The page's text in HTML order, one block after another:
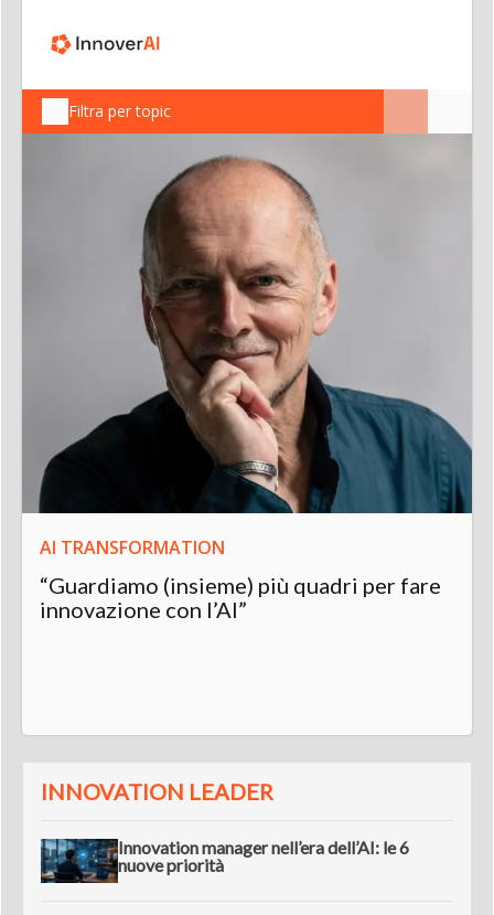
Filtra per topic
AI TRANSFORMATION
“Guardiamo (insieme) più quadri per fare
innovazione con l’AI”
INNOVATION LEADER
Innovation manager nell’era dell’AI: le 6
nuove priorità